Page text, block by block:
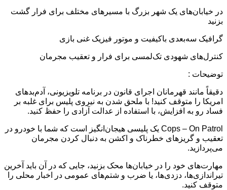
در خیابان‌های یک شهر بزرگ با مسیرهای مختلف برای فرار گشت
بزنید
گرافیک سه‌بعدی باکیفیت و موتور فیزیک غنی بازی
کنترل‌های شهودی تک‌لمسی برای فرار و تعقیب مجرمان
توضیحات :
دقیقاً مانند قهرمانان اجرای قانون در برنامه تلویزیونی، آدم‌بدهای
امریکا را متوقف کنید! با ملحق شدن به نیروی پلیس برای غلبه بر
فساد رو به افزایش، با استفاده از عدالت آزادی را حفظ کنید.
Cops – On Patrol یک پلیسی هیجان‌انگیز است که شما با خودرو در
تعقیب و گریزهای خطرناک و اکشن به دنبال کردن مجرمان
می‌پردازید.
مهارت‌های خود را در خیابان‌ها محک بزنید، جایی که در آن باید آخرین
تیراندازی‌ها، دزدی‌ها، یا ضرب و شتم‌های عمومی در اخبار محلی را
متوقف کنید.